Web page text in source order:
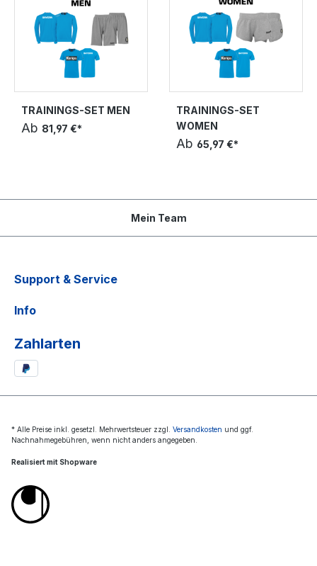
TRAININGS-SET MEN
Ab 81,97 €*
TRAININGS-SET
WOMEN
Ab 65,97 €*
Mein Team
Support & Service
Info
Zahlarten
* Alle Preise inkl. gesetzl. Mehrwertsteuer zzgl. Versandkosten und ggf.
Nachnahmegebühren, wenn nicht anders angegeben.
Realisiert mit Shopware